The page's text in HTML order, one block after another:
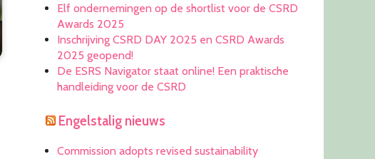
Elf ondernemingen op de shortlist voor de CSRD
Awards 2025
Inschrijving CSRD DAY 2025 en CSRD Awards
2025 geopend!
De ESRS Navigator staat online! Een praktische
handleiding voor de CSRD
Engelstalig nieuws
Commission adopts revised sustainability